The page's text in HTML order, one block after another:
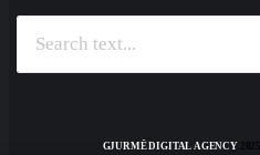
GJURMË DIGITAL AGENCY